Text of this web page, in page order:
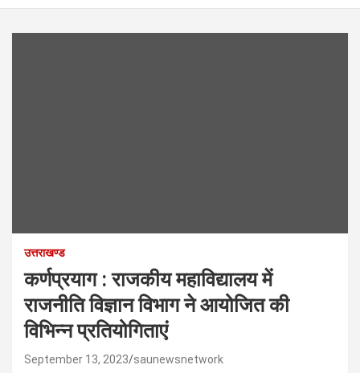
उत्तराखण्ड
कर्णप्रयाग : राजकीय महाविद्यालय में
राजनीति विज्ञान विभाग ने आयोजित की
विभिन्न प्रतियोगिताएं
September 13, 2023 saunewsnetwork